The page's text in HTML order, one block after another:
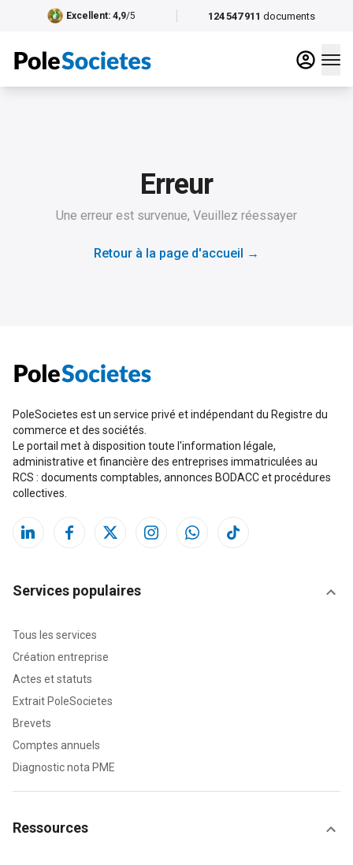
124 547 911 documents
Excellent: 4,9/5
Erreur
Une erreur est survenue, Veuillez réessayer
Retour à la page d'accueil →
PoleSocietes est un service privé et indépendant du Registre du
commerce et des sociétés.
Le portail met à disposition toute l'information légale,
administrative et financière des entreprises immatriculées au
RCS : documents comptables, annonces BODACC et procédures
collectives.
Services populaires
Tous les services
Création entreprise
Actes et statuts
Extrait PoleSocietes
Brevets
Comptes annuels
Diagnostic nota PME
Ressources